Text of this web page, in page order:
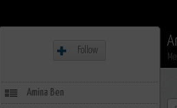
Follow
Amina Ben